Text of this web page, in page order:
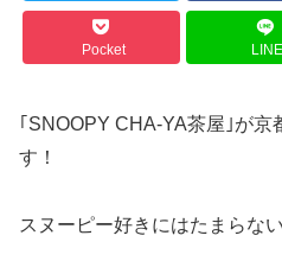
Pocket LINE
｢SNOOPY CHA-YA茶屋｣が京
す！
スヌーピー好きにはたまらな